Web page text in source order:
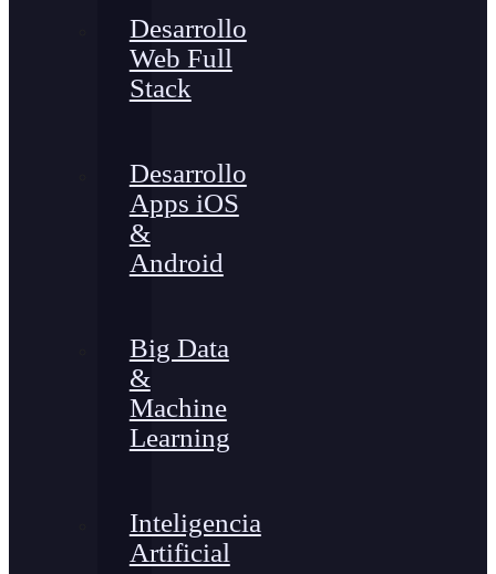
Desarrollo
Web Full
Stack
Desarrollo
Apps iOS
&
Android
Big Data
&
Machine
Learning
Inteligencia
Artificial